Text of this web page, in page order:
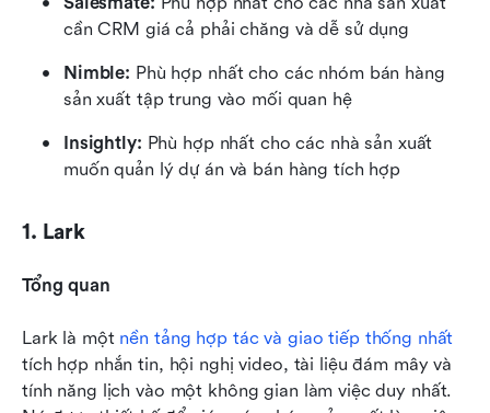
cần CRM giá cả phải chăng và dễ sử dụng
Nimble: Phù hợp nhất cho các nhóm bán hàng
sản xuất tập trung vào mối quan hệ
Insightly: Phù hợp nhất cho các nhà sản xuất
muốn quản lý dự án và bán hàng tích hợp
1. Lark
Tổng quan
Lark là một nền tảng hợp tác và giao tiếp thống nhất
tích hợp nhắn tin, hội nghị video, tài liệu đám mây và
tính năng lịch vào một không gian làm việc duy nhất.